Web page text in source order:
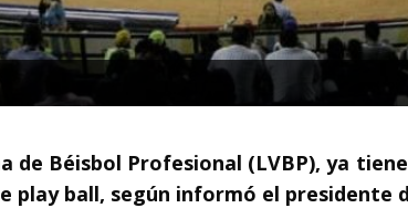
de Béisbol Profesional (LVBP), ya
play ball, según informó el presidente